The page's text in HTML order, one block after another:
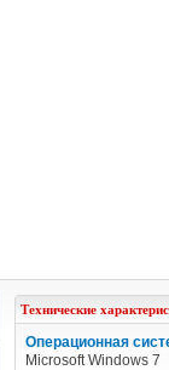
Технические
Операционная
Microsoft Windows 7